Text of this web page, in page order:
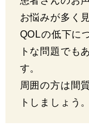
お悩みが多く
QOLの低下に
トな問題でも
す。
周囲の方は間
トしましょう。